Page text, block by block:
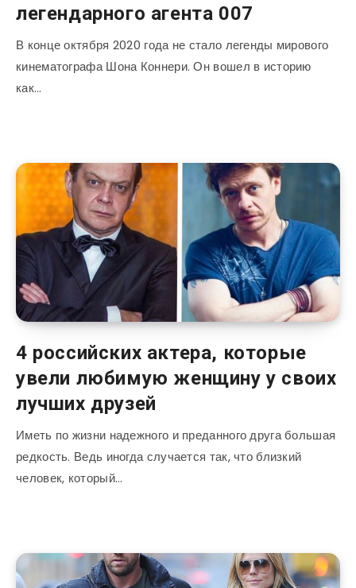
легендарного агента 007
В конце октября 2020 года не стало легенды мирового
кинематографа Шона Коннери. Он вошел в историю
как…
4 российских актера, которые
увели любимую женщину у своих
лучших друзей
Иметь по жизни надежного и преданного друга большая
редкость. Ведь иногда случается так, что близкий
человек, который…